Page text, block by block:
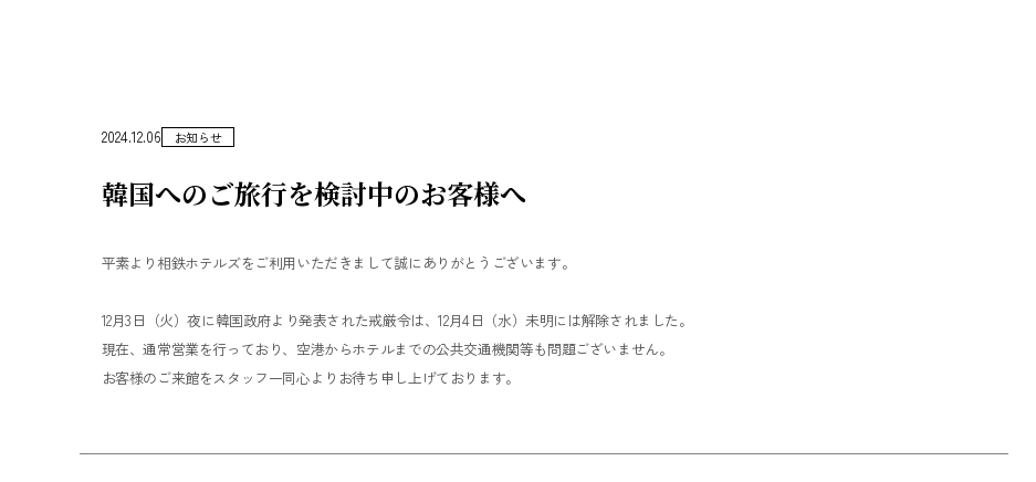
2024.12.06 お知らせ
韓国へのご旅行を検討中のお客様へ
平素より相鉄ホテルズをご利用いただきまして誠にありがとうございます。
12月3日（火）夜に韓国政府より発表された戒厳令は、12月4日（水）未明には解除されました。
現在、通常営業を行っており、空港からホテルまでの公共交通機関等も問題ございません。
お客様のご来館をスタッフ一同心よりお待ち申し上げております。